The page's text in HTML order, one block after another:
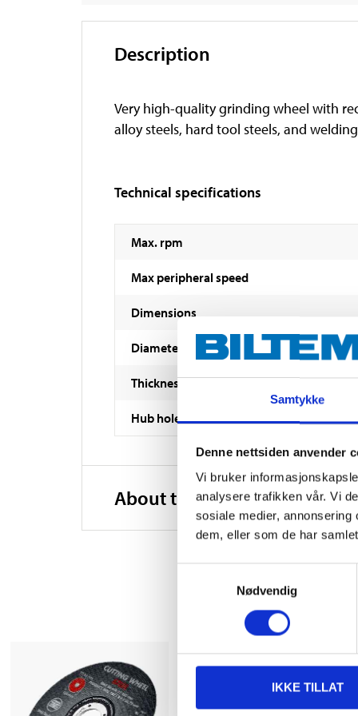
Samtykke
Denne nettsiden anvender
Vi bruker
analysere trafikken vår. Vi
sosiale medier,
dem, eller som de har
Nødvendig
IKKE TILLAT
Description
Very high-quality grinding wheel with
alloy steels, hard tool steels, and
Technical specifications
Max. rpm
Max peripheral speed
Dimensions
Diameter
Thickness
Hub hole
About the manufacturer